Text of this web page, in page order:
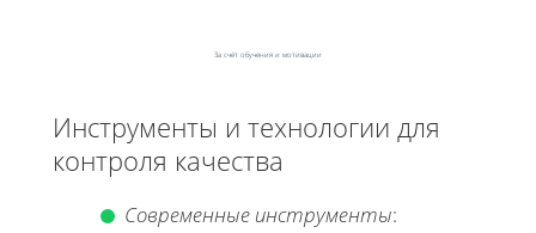
За счёт обучения и мотивации
Инструменты и технологии для
контроля качества
Современные инструменты: